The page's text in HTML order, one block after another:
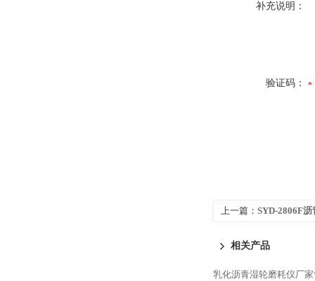
补充说明：
验证码：
上一篇： SYD-2806F
相关产品
乳化沥青湿轮磨耗仪厂